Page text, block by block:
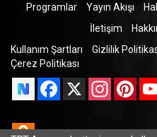
Programlar Yayın Akışı
İletişim
Kullanım Şartları
Gizlilik
Çerez Politikası
Facebook
X Instagram
Odnoklassniki